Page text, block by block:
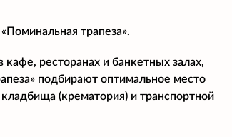
трапеза».
кафе, ресторанах и банкетных залах,
подбирают оптимальное место
(крематория) и транспортной